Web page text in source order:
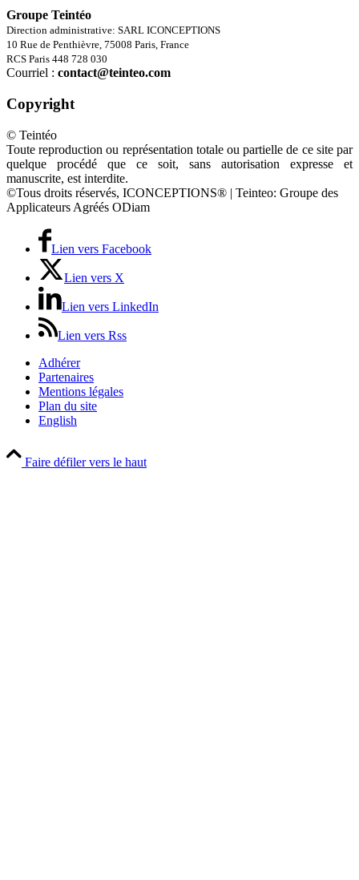
Groupe Teintéo
Direction administrative: SARL ICONCEPTIONS
10 Rue de Penthièvre, 75008 Paris, France
RCS Paris 448 728 030
Courriel : contact@teinteo.com
Copyright
© Teintéo
Toute reproduction ou représentation totale ou partielle de ce site par
quelque procédé que ce soit, sans autorisation expresse et
manuscrite, est interdite.
©Tous droits réservés, ICONCEPTIONS® | Teinteo: Groupe des
Applicateurs Agréés ODiam
Lien vers Facebook
Lien vers X
Lien vers LinkedIn
Lien vers Rss
Adhérer
Partenaires
Mentions légales
Plan du site
English
Faire défiler vers le haut